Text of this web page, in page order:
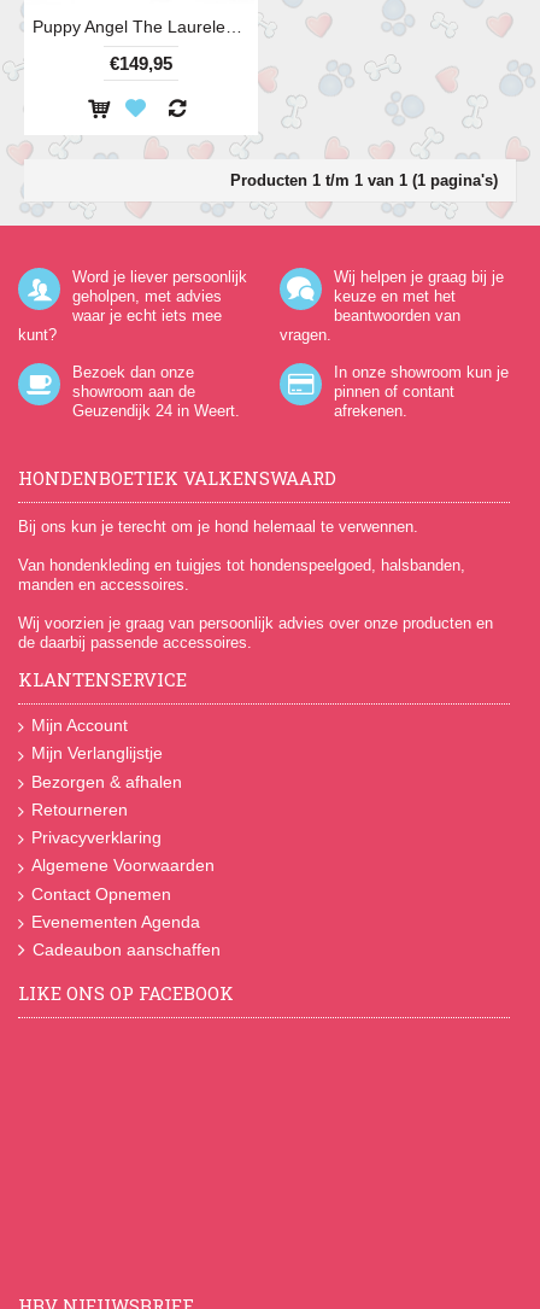
€149,95
Producten 1 t/m 1 van 1 (1 pagina's)
Word je liever persoonlijk
geholpen, met advies
waar je echt iets mee
kunt?
Wij helpen je graag bij je
keuze en met het
beantwoorden van
vragen.
Bezoek dan onze
showroom aan de
Geuzendijk 24 in Weert.
In onze showroom kun je
pinnen of contant
afrekenen.
HONDENBOETIEK VALKENSWAARD
Bij ons kun je terecht om je hond helemaal te verwennen.
Van hondenkleding en tuigjes tot hondenspeelgoed, halsbanden,
manden en accessoires.
Wij voorzien je graag van persoonlijk advies over onze producten en
de daarbij passende accessoires.
KLANTENSERVICE
Mijn Account
Mijn Verlanglijstje
Bezorgen & afhalen
Retourneren
Privacyverklaring
Algemene Voorwaarden
Contact Opnemen
Evenementen Agenda
Cadeaubon aanschaffen
LIKE ONS OP FACEBOOK